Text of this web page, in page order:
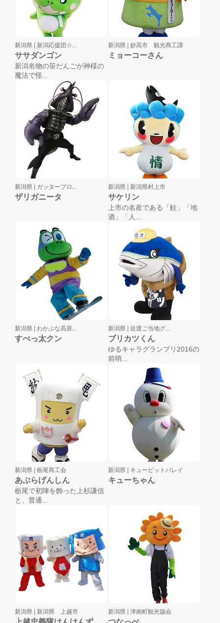
新潟県 | 新潟応援団☆...
ササダンゴン
新潟名物の笹だんごが神様の
魔法で怪...
新潟県 | 妙高市 観光商工課
ミョーコーさん
新潟県 | ガッタープロ...
ザリガニータ
新潟県 | 新潟県村上市
サケリン
上市の名産である「鮭」「地
酒」「人...
新潟県 | わかぶな高原...
すべっ太クン
新潟県 | 佐渡ご当地グ...
ブリカツくん
ゆるキャラグランプリ2016の
前哨...
新潟県 | 栃尾商工会
あぶらげんしん
栃尾で初陣を飾った上杉謙信
と、普通...
新潟県 | キューピットバレイ
キューちゃん
新潟県 | 新潟県 上越市 新潟県 | 津南町観光協会